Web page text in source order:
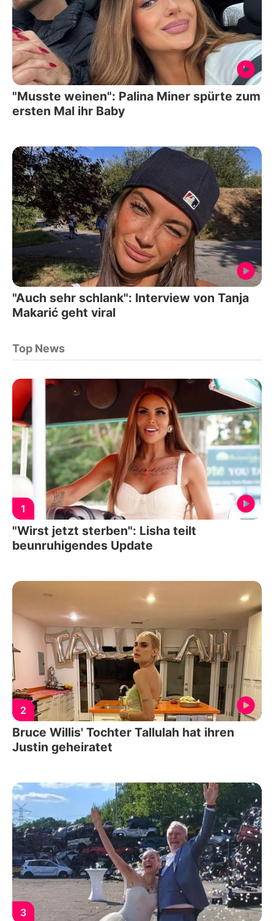
"Musste weinen": Palina Miner spürte zum
ersten Mal ihr Baby
"Auch sehr schlank": Interview von Tanja
Makarić geht viral
Top News
1
"Wirst jetzt sterben": Lisha teilt
beunruhigendes Update
2
Bruce Willis' Tochter Tallulah hat ihren
Justin geheiratet
3